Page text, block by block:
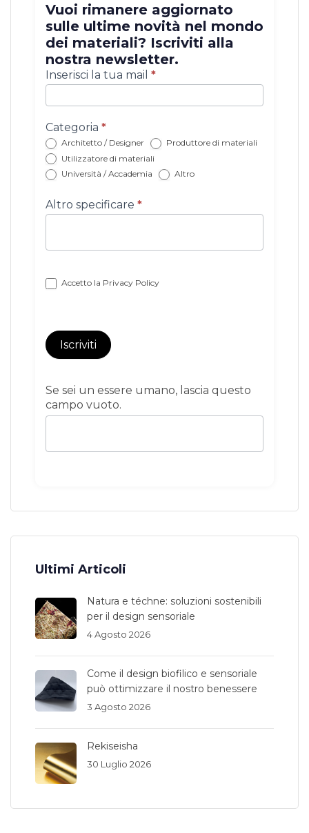
Vuoi rimanere aggiornato
sulle ultime novità nel mondo
dei materiali? Iscriviti alla
nostra newsletter.
Iscrizione
newsletter
con
Inserisci la tua mail *
Categoria *
Architetto / Designer
Produttore di materiali
Utilizzatore di materiali
Università / Accademia
Altro
Altro specificare *
Accetto la Privacy Policy
Iscriviti
Se sei un essere umano, lascia questo
campo vuoto.
Ultimi Articoli
Natura e téchne: soluzioni sostenibili
per il design sensoriale
4 Agosto 2026
Come il design biofilico e sensoriale
può ottimizzare il nostro benessere
3 Agosto 2026
Rekiseisha
30 Luglio 2026